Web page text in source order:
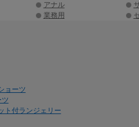
アナル
業務用
ョーツ
ツ
ト付ランジェリー